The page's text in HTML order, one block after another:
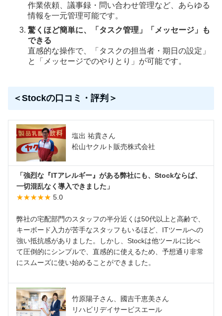
作業依頼、議事録・問い合わせ管理など、あらゆる
情報を一元管理可能です。
驚くほど簡単に、「タスク管理」「メッセージ」も
できる
直感的な操作で、「タスクの担当者・期日の設定」
と「メッセージでのやりとり」が可能です。
＜Stockの口コミ・評判＞
塩出 祐貴さん
松山ヤクルト販売株式会社
「強烈な『ITアレルギー』がある弊社にも、Stockならば、
一切混乱なく導入できました」
★★★★★ 5.0
弊社の宅配部門のスタッフの半分近くは50代以上と高齢で、
キーボード入力が苦手なスタッフもいるほど、ITツールへの
強い抵抗感がありました。しかし、Stockは他ツールに比べ
て圧倒的にシンプルで、直感的に使えるため、予想通り非常
にスムーズに使い始めることができました。
竹原陽子さん、國吉千恵美さん
リハビリデイサービスエール